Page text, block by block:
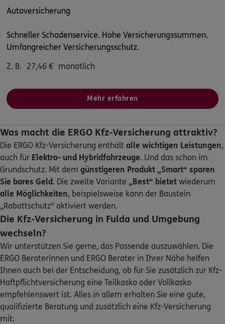
Weinstr. 39,63628 Bad Soden-Salmünster
(37.7 km)
Dirk Ißbrücker
Töpfergasse 3,36269 Philippsthal (Werra)
(39.4 km)
ERGO
Mirco Kümmel
Töpfergasse 3, 36269 Philippsthal
Homepage besuchen
Thomas Kleissl
Am Kaspersberg 3, 63654 Büdingen(42.0 km)
Homepage besuchen
ERGO
Ralf Hönsch
Am Klee-Eck 6,63683 Ortenberg(42.5 km)
Homepage besuchen
5/5 ERGO
Autoversicherung
Schneller Schadenservice. Hohe Versicherungssummen.
Umfangreicher Versicherungsschutz.
Z. B.
27,46 € monatlich
Mehr erfahren
Was macht die ERGO Kfz-Versicherung attraktiv?
Die ERGO Kfz-Versicherung enthält alle wichtigen Leistungen,
auch für Elektro- und Hybridfahrzeuge. Und das schon im
Grundschutz. Mit dem günstigeren Produkt „Smart“ sparen
Sie bares Geld. Die zweite Variante „Best“ bietet wiederum
alle Möglichkeiten, beispielsweise kann der Baustein
„Rabattschutz“ aktiviert werden.
Die Kfz-Versicherung in Fulda und Umgebung
wechseln?
Wir unterstützen Sie gerne, das Passende auszuwählen. Die
ERGO Beraterinnen und ERGO Berater in Ihrer Nähe helfen
Ihnen auch bei der Entscheidung, ob für Sie zusätzlich zur Kfz-
Haftpflichtversicherung eine Teilkasko oder Vollkasko
empfehlenswert ist. Alles in allem erhalten Sie eine gute,
qualifizierte Beratung und zusätzlich eine Kfz-Versicherung
mit: